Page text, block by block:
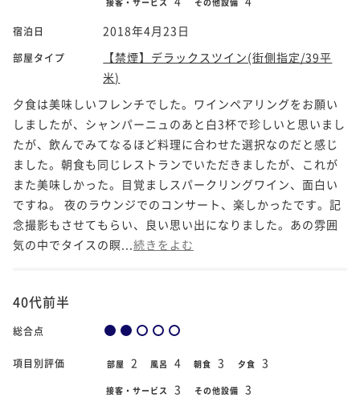
宿泊日 2018年4月23日
部屋タイプ
【禁煙】デラックスツイン(街側指定/39平
米)
夕食は美味しいフレンチでした。ワインペアリングをお願い
しましたが、シャンパーニュのあと白3杯で珍しいと思いまし
たが、飲んでみてなるほど料理に合わせた選択なのだと感じ
ました。朝食も同じレストランでいただきましたが、これが
また美味しかった。目覚ましスパークリングワイン、面白い
ですね。 夜のラウンジでのコンサート、楽しかったです。記
念撮影もさせてもらい、良い思い出になりました。あの雰囲
気の中でタイスの瞑... 続きをよむ
40代前半
総合点
項目別評価 部屋 2 風呂 4 朝食 3 夕食 3
接客・サービス 3 その他設備 3